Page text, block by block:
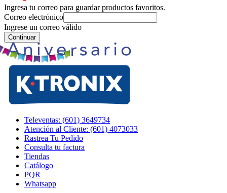
Ingresa tu correo para guardar productos favoritos.
Correo electrónico
Ingrese un correo válido
Continuar
Televentas: (601) 3649734
Atención al Cliente: (601) 4073033
Rastrea Tu Pedido
Consulta tu factura
Tiendas
Catálogo
PQR
Whatsapp